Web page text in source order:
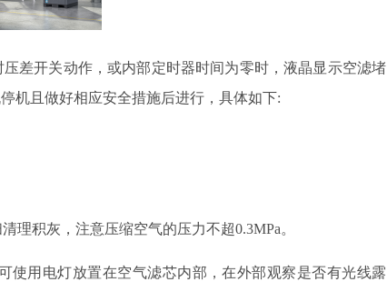
差开关动作，或内部定时器时间为零时，液晶显示空滤堵
机且做好相应安全措施后进行，具体如下:
理积灰，注意压缩空气的压力不超0.3MPa。
使用电灯放置在空气滤芯内部，在外部观察是否有光线露